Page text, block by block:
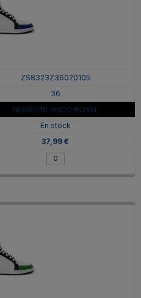
ZS8323Z36020105
36
NEGRO/BLANCO/ROYAL
En stock
37,99 €